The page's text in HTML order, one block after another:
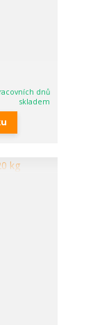
dnů
skladem